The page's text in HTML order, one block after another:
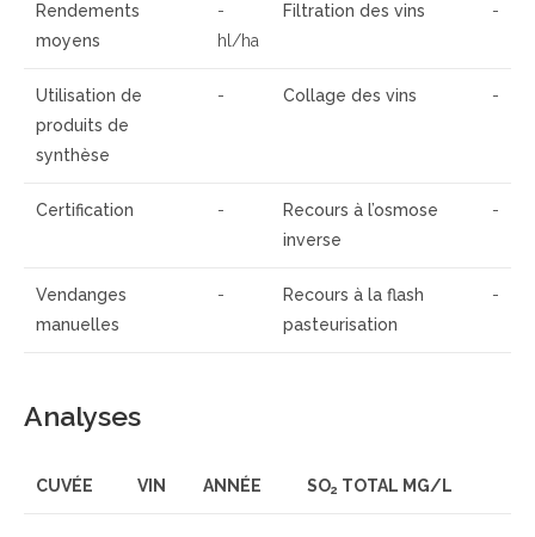
Rendements
moyens
-
hl/ha
Filtration des vins -
Utilisation de
produits de
synthèse
- Collage des vins -
Certification -
Recours à l’osmose
inverse
-
Vendanges
manuelles
-
Recours à la flash
pasteurisation
-
Analyses
CUVÉE VIN ANNÉE SO2 TOTAL MG/L